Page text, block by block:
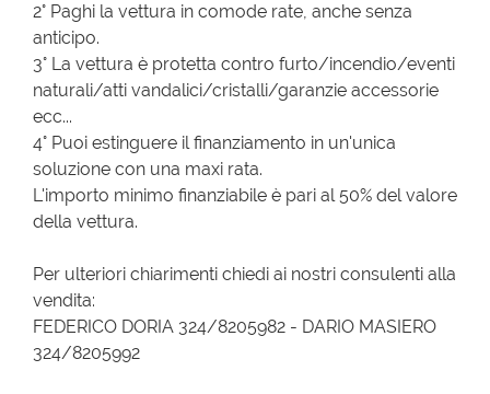
2° Paghi la vettura in comode rate, anche senza
anticipo.
3° La vettura è protetta contro furto/incendio/eventi
naturali/atti vandalici/cristalli/garanzie accessorie
ecc...
4° Puoi estinguere il finanziamento in un'unica
soluzione con una maxi rata.
L'importo minimo finanziabile è pari al 50% del valore
della vettura.
Per ulteriori chiarimenti chiedi ai nostri consulenti alla
vendita:
FEDERICO DORIA 324/8205982 - DARIO MASIERO
324/8205992